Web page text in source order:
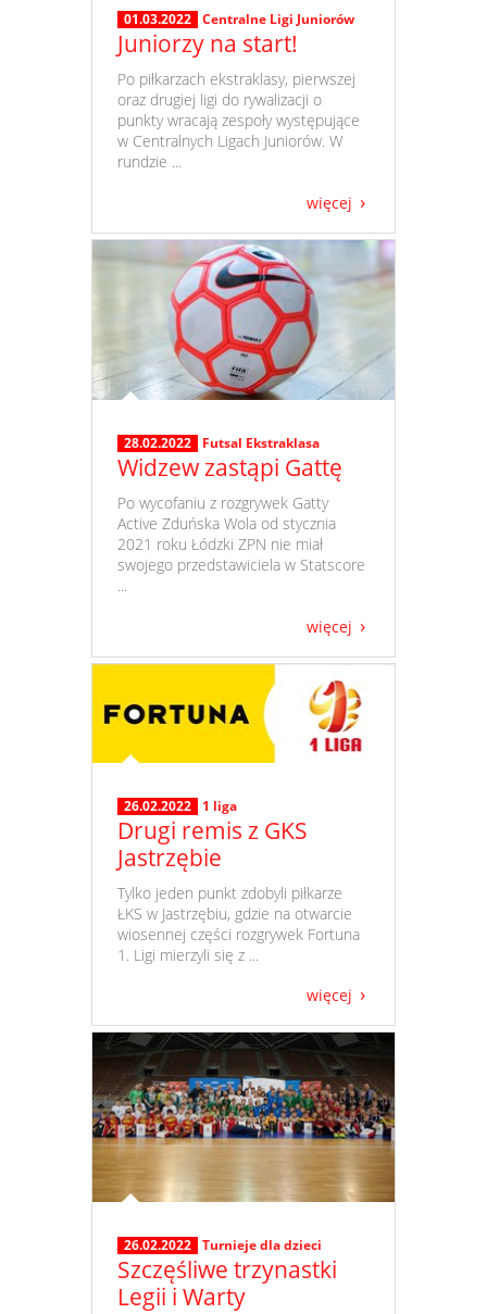
01.03.2022 Centralne Ligi Juniorów
Juniorzy na start!
​ Po piłkarzach ekstraklasy, pierwszej
oraz drugiej ligi do rywalizacji o
punkty wracają zespoły występujące
w Centralnych Ligach Juniorów. W
rundzie ...
więcej
28.02.2022 Futsal Ekstraklasa
Widzew zastąpi Gattę
​ Po wycofaniu z rozgrywek Gatty
Active Zduńska Wola od stycznia
2021 roku Łódzki ZPN nie miał
swojego przedstawiciela w Statscore
...
więcej
26.02.2022 1 liga
Drugi remis z GKS
Jastrzębie
​ Tylko jeden punkt zdobyli piłkarze
ŁKS w Jastrzębiu, gdzie na otwarcie
wiosennej części rozgrywek Fortuna
1. Ligi mierzyli się z ...
więcej
26.02.2022 Turnieje dla dzieci
Szczęśliwe trzynastki
Legii i Warty